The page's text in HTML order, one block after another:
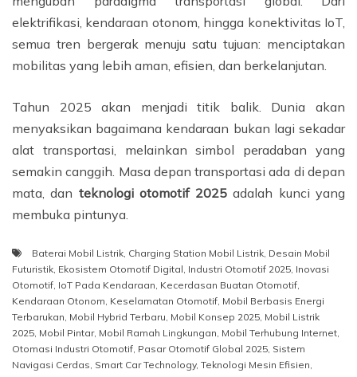
elektrifikasi, kendaraan otonom, hingga konektivitas IoT,
semua tren bergerak menuju satu tujuan: menciptakan
mobilitas yang lebih aman, efisien, dan berkelanjutan.
Tahun 2025 akan menjadi titik balik. Dunia akan
menyaksikan bagaimana kendaraan bukan lagi sekadar
alat transportasi, melainkan simbol peradaban yang
semakin canggih. Masa depan transportasi ada di depan
mata, dan teknologi otomotif 2025 adalah kunci yang
membuka pintunya.
Baterai Mobil Listrik, Charging Station Mobil Listrik, Desain Mobil
Futuristik, Ekosistem Otomotif Digital, Industri Otomotif 2025, Inovasi
Otomotif, IoT Pada Kendaraan, Kecerdasan Buatan Otomotif,
Kendaraan Otonom, Keselamatan Otomotif, Mobil Berbasis Energi
Terbarukan, Mobil Hybrid Terbaru, Mobil Konsep 2025, Mobil Listrik
2025, Mobil Pintar, Mobil Ramah Lingkungan, Mobil Terhubung Internet,
Otomasi Industri Otomotif, Pasar Otomotif Global 2025, Sistem
Navigasi Cerdas, Smart Car Technology, Teknologi Mesin Efisien,